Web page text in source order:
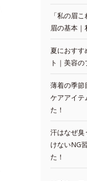
「私の眉
眉の基本
夏におす
ト｜美容
薄着の季節
ケアアイテ
た！
汗はなぜ臭
けないNG
た！